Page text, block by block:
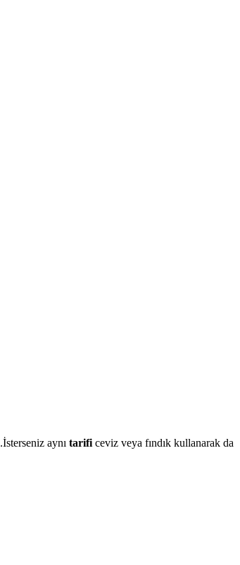
.İsterseniz aynı tarifi ceviz veya fındık kullanarak da